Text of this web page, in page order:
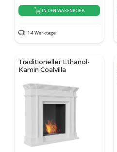
IN DEN WARENKORB
1-4 Werktage
Traditioneller Ethanol-
Kamin Coalvilla